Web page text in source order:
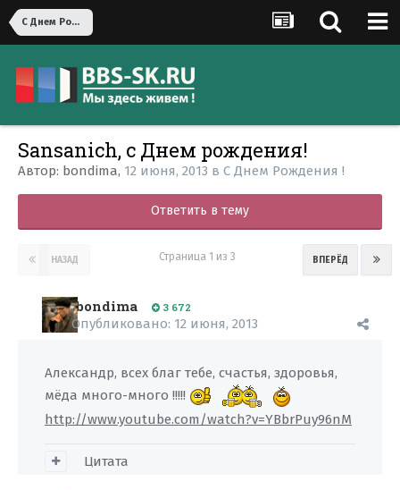
С Днем Рождения !
Sansanich, с Днем рождения!
Автор: bondima, 12 июня, 2013 в С Днем Рождения !
Ответить в тему
НАЗАД ВПЕРЁД
Страница 1 из 3
bondima 3 672
Опубликовано: 12 июня, 2013
Александр, всех благ тебе, счастья, здоровья,
мёда много-много !!!!!
http://www.youtube.com/watch?v=YBbrPuy96nM
Цитата